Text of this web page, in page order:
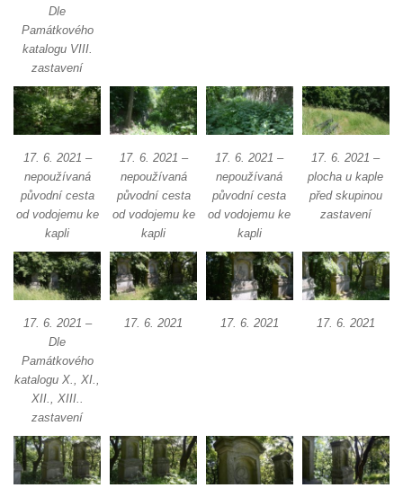
Dle
Památkového
katalogu VIII.
zastavení
17. 6. 2021 –
nepoužívaná
původní cesta
od vodojemu ke
kapli
17. 6. 2021 –
nepoužívaná
původní cesta
od vodojemu ke
kapli
17. 6. 2021 –
nepoužívaná
původní cesta
od vodojemu ke
kapli
17. 6. 2021 –
plocha u kaple
před skupinou
zastavení
17. 6. 2021 –
Dle
Památkového
katalogu X., XI.,
XII., XIII..
zastavení
17. 6. 2021 17. 6. 2021 17. 6. 2021